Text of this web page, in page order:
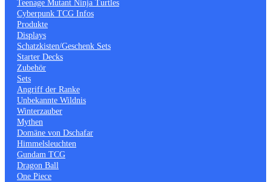
Teenage Mutant Ninja Turtles
Cyberpunk TCG Infos
Produkte
Displays
Schatzkisten/Geschenk Sets
Starter Decks
Zubehör
Sets
Angriff der Ranke
Unbekannte Wildnis
Winterzauber
Mythen
Domäne von Dschafar
Himmelsleuchten
Gundam TCG
Dragon Ball
One Piece